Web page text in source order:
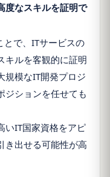
度なスキルを証明で
とで、ITサービスの
キルを客観的に証明
規模なIT開発プロジ
ジションを任せても
いIT国家資格をアピ
き出せる可能性が高